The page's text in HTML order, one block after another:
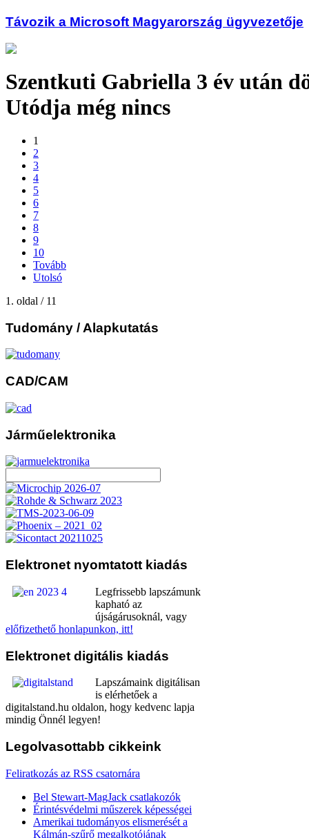
Távozik a Microsoft Magyarország ügyvezetője
Szentkuti Gabriella 3 év után
Utódja még nincs
1
2
3
4
5
6
7
8
9
10
Tovább
Utolsó
1. oldal / 11
Tudomány / Alapkutatás
CAD/CAM
Járműelektronika
Elektronet nyomtatott kiadás
Legfrissebb lapszámunk
kapható az
újságárusoknál, vagy
előfizethető honlapunkon, itt!
Elektronet digitális kiadás
Lapszámaink digitálisan
is elérhetőek a
digitalstand.hu oldalon, hogy kedvenc lapja
mindig Önnél legyen!
Legolvasottabb cikkeink
Feliratkozás az RSS csatornára
Bel Stewart-MagJack csatlakozók
Érintésvédelmi műszerek képességei
Amerikai tudományos elismerését a
Kálmán-szűrő megalkotójának